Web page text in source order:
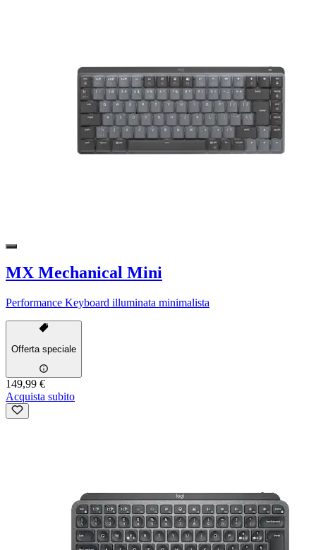
MX Mechanical Mini
Performance Keyboard illuminata minimalista
Offerta speciale
149,99 €
Acquista subito